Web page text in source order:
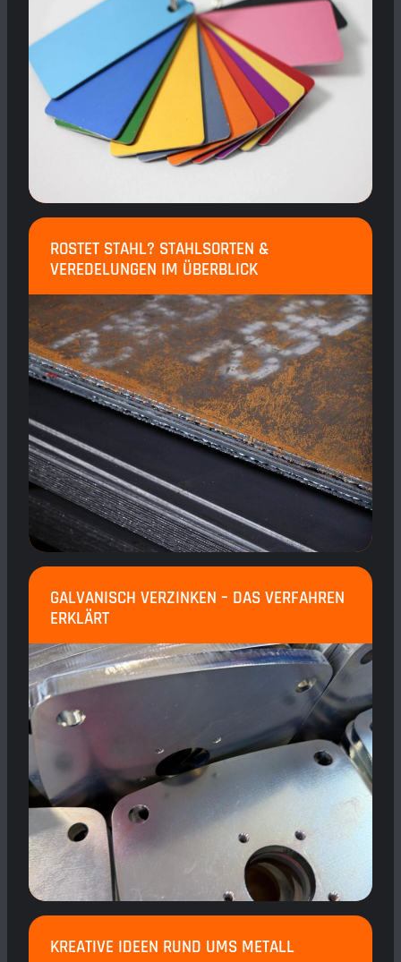
ROSTET STAHL? STAHLSORTEN &
VEREDELUNGEN IM ÜBERBLICK
GALVANISCH VERZINKEN – DAS VERFAHREN
ERKLÄRT
KREATIVE IDEEN RUND UMS METALL